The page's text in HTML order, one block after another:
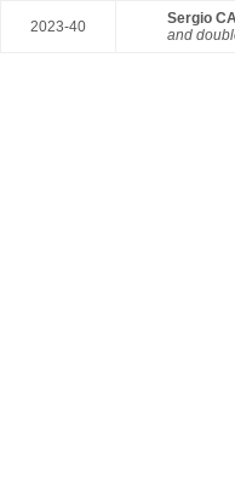
2023-40 Sergio
and